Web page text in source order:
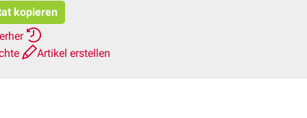
kopieren
Artikel erstellen